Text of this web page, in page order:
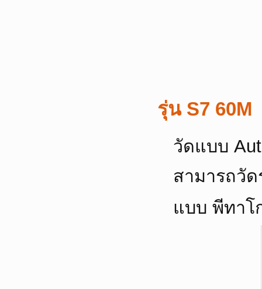
รุ่น S7 60M
วัดแบบ
สามารถวั
แบบ พีทาโ